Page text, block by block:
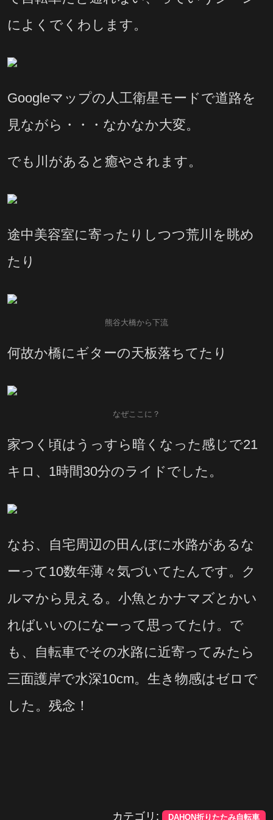
によくでくわします。
Googleマップの人工衛星モードで道路を
見ながら・・・なかなか大変。
でも川があると癒やされます。
途中美容室に寄ったりしつつ荒川を眺め
たり
熊谷大橋から下流
何故か橋にギターの天板落ちてたり
なぜここに？
家つく頃はうっすら暗くなった感じで21
キロ、1時間30分のライドでした。
なお、自宅周辺の田んぼに水路があるな
ーって10数年薄々気づいてたんです。ク
ルマから見える。小魚とかナマズとかい
ればいいのになーって思ってたけ。で
も、自転車でその水路に近寄ってみたら
三面護岸で水深10cm。生き物感はゼロで
した。残念！
カテゴリ: DAHON折りたたみ自転車